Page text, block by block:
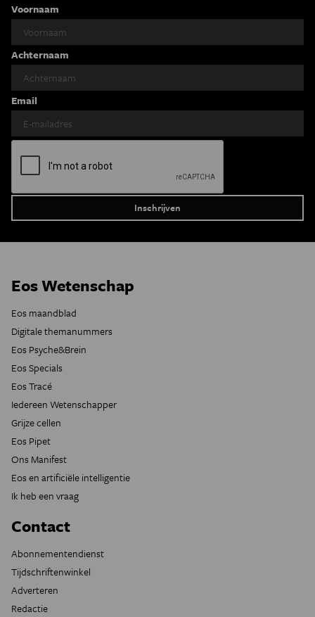
Voornaam
Achternaam
Email
Eos Wetenschap
Eos maandblad
Digitale themanummers
Eos Psyche&Brein
Eos Specials
Eos Tracé
Iedereen Wetenschapper
Grijze cellen
Eos Pipet
Ons Manifest
Eos en artificiële intelligentie
Ik heb een vraag
Contact
Abonnementendienst
Tijdschriftenwinkel
Adverteren
Redactie